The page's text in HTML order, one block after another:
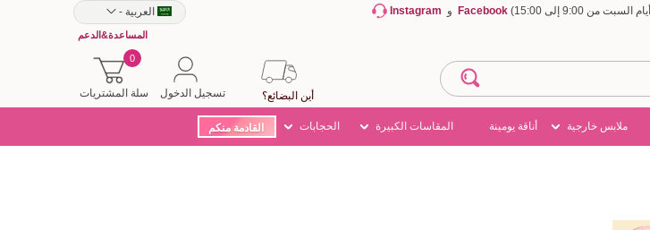
Facebook و Instagram العربية -
المساعدة&الدعم
سلة المشتريات
0
تسجيل الدخول أين البضائع؟
ملابس خارجية أناقة يومينة المقاسات الكبيرة الحجابات القادمة منكم